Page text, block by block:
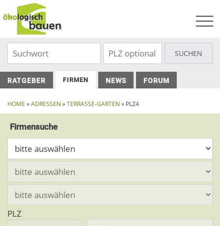
to
content
RATGEBER FIRMEN NEWS FORUM
HOME »ADRESSEN »TERRASSE-GARTEN » PLZ4
Firmensuche
PLZ